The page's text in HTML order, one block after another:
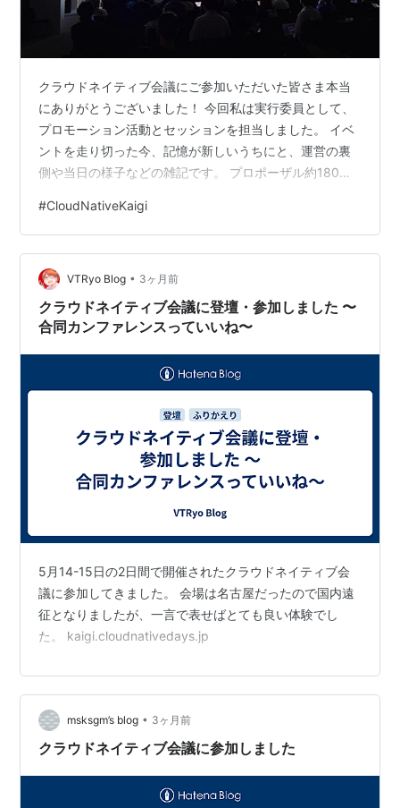
クラウドネイティブ会議にご参加いただいた皆さま本当
にありがとうございました！ 今回私は実行委員として、
プロモーション活動とセッションを担当しました。 イベ
ントを走り切った今、記憶が新しいうちにと、運営の裏
側や当日の様子などの雑記です。 プロポーザル約180件
間を通して行われたプロポーザル募集では、約180件の応
募が集まりました。 地方開催のカンファレンスとしては
多い方だとおもいますし、参加申し込みに関しても、2月
末までの先行申込み時点で300人を突破し、早い段階で
このイベントに対する界隈の熱量の高さを感じていまし
た。 今回、実行委員では…
#CloudNativeKaigi
VTRyo Blog • 3ヶ月前
クラウドネイティブ会議に登壇・参加しました 〜
合同カンファレンスっていいね〜
5月14-15日の2日間で開催されたクラウドネイティブ会
議に参加してきました。 会場は名古屋だったので国内遠
征となりましたが、一言で表せばとても良い体験でし
た。 kaigi.cloudnativedays.jp
msksgm’s blog • 3ヶ月前
クラウドネイティブ会議に参加しました